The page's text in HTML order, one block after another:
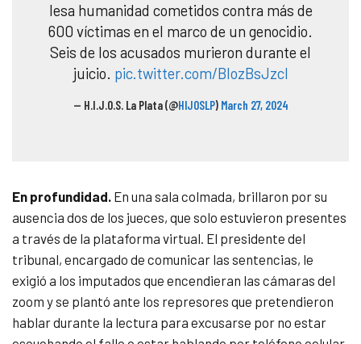
lesa humanidad cometidos contra más de
600 víctimas en el marco de un genocidio.
Seis de los acusados murieron durante el
juicio. pic.twitter.com/BIozBsJzcl
— H.I.J.O.S. La Plata (@HIJOSLP) March 27, 2024
En profundidad. En una sala colmada, brillaron por su
ausencia dos de los jueces, que solo estuvieron presentes
a través de la plataforma virtual. El presidente del
tribunal, encargado de comunicar las sentencias, le
exigió a los imputados que encendieran las cámaras del
zoom y se plantó ante los represores que pretendieron
hablar durante la lectura para excusarse por no estar